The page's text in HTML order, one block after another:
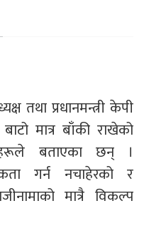
तथा प्रधानमन्त्री केपी
मात्र बाँकी राखेको
बताएका छन् ।
गर्न नचाहेरको र
मात्रै विकल्प